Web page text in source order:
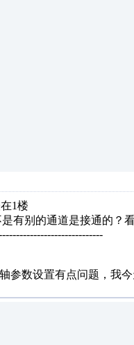
1楼
别的通道是接通的？看
参数设置有点问题，我